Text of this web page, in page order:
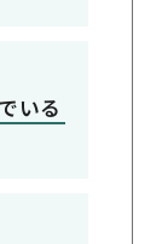
いる